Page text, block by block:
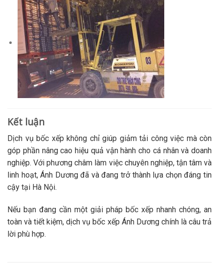
Kết luận
Dịch vụ bốc xếp không chỉ giúp giảm tải công việc mà còn
góp phần nâng cao hiệu quả vận hành cho cá nhân và doanh
nghiệp. Với phương châm làm việc chuyên nghiệp, tận tâm và
linh hoạt, Ánh Dương đã và đang trở thành lựa chọn đáng tin
cậy tại Hà Nội.
Nếu bạn đang cần một giải pháp bốc xếp nhanh chóng, an
toàn và tiết kiệm, dịch vụ bốc xếp Ánh Dương chính là câu trả
lời phù hợp.